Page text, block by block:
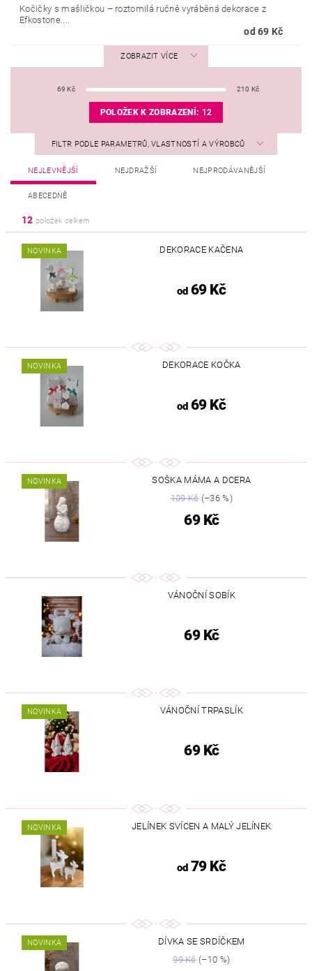
Kočičky s mašličkou – roztomilá ručně vyráběná dekorace z
Efkostone....
od 69 Kč
ZOBRAZIT VÍCE
69 Kč 210 Kč
POLOŽEK K ZOBRAZENÍ: 12
FILTR PODLE PARAMETRŮ, VLASTNOSTÍ A VÝROBCŮ
NEJLEVNĚJŠÍ NEJDRAŽŠÍ NEJPRODÁVANĚJŠÍ
ABECEDNĚ
12 položek celkem
NOVINKA DEKORACE KAČENA
od69 Kč
NOVINKA DEKORACE KOČKA
od69 Kč
NOVINKA
SOŠKA MÁMA A DCERA
109 Kč(–36 %)
69 Kč
VÁNOČNÍ SOBÍK
69 Kč
NOVINKA VÁNOČNÍ TRPASLÍK
69 Kč
NOVINKA JELÍNEK SVÍCEN A MALÝ JELÍNEK
od79 Kč
NOVINKA
DÍVKA SE SRDÍČKEM
99 Kč(–10 %)